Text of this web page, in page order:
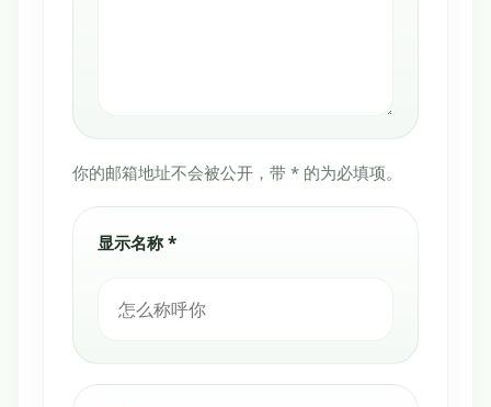
你的邮箱地址不会被公开，带 * 的为必填项。
显示名称 *